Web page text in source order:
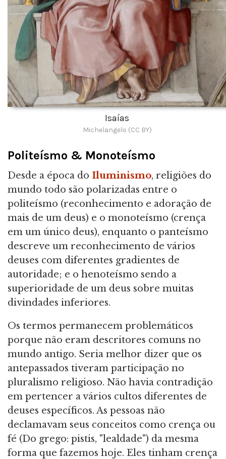
Isaías
Michelangelo (CC BY)
Politeísmo & Monoteísmo
Desde a época do Iluminismo, religiões do
mundo todo são polarizadas entre o
politeísmo (reconhecimento e adoração de
mais de um deus) e o monoteísmo (crença
em um único deus), enquanto o panteísmo
descreve um reconhecimento de vários
deuses com diferentes gradientes de
autoridade; e o henoteísmo sendo a
superioridade de um deus sobre muitas
divindades inferiores.
Os termos permanecem problemáticos
porque não eram descritores comuns no
mundo antigo. Seria melhor dizer que os
antepassados tiveram participação no
pluralismo religioso. Não havia contradição
em pertencer a vários cultos diferentes de
deuses específicos. As pessoas não
declamavam seus conceitos como crença ou
fé (Do grego: pistis, "lealdade") da mesma
forma que fazemos hoje. Eles tinham crença